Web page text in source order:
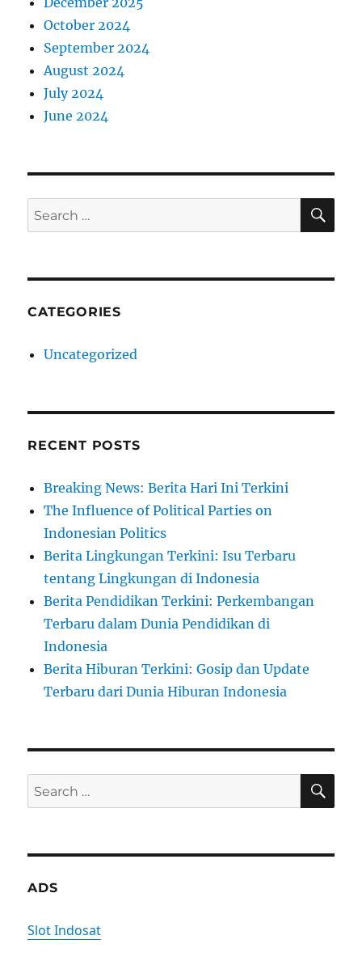
October 2024
September 2024
August 2024
July 2024
June 2024
Search
for:
CATEGORIES
Uncategorized
RECENT POSTS
Breaking News: Berita Hari Ini Terkini
The Influence of Political Parties on
Indonesian Politics
Berita Lingkungan Terkini: Isu Terbaru
tentang Lingkungan di Indonesia
Berita Pendidikan Terkini: Perkembangan
Terbaru dalam Dunia Pendidikan di
Indonesia
Berita Hiburan Terkini: Gosip dan Update
Terbaru dari Dunia Hiburan Indonesia
Search
for:
ADS
Slot Indosat